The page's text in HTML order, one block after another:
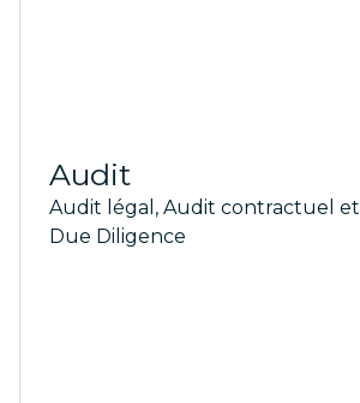
Audit
Audit légal, Audit contractuel et
Due Diligence